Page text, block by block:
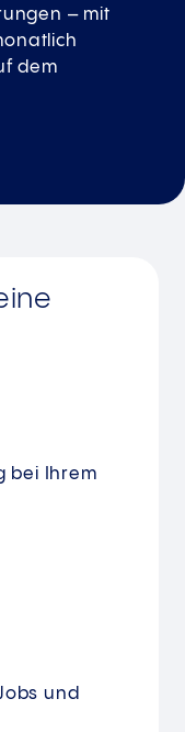
– mit
dem
bei Ihrem
und